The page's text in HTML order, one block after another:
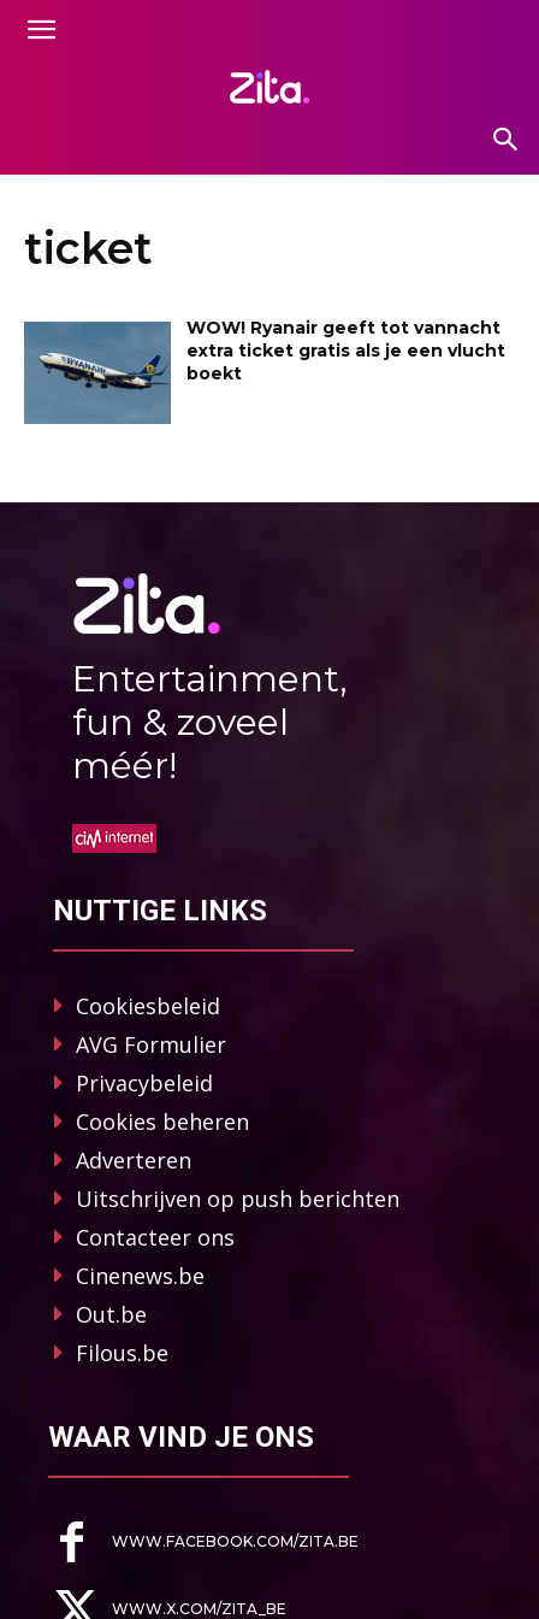
ticket
WOW! Ryanair geeft tot vannacht
extra ticket gratis als je een vlucht
boekt
Entertainment,
fun & zoveel
méér!
NUTTIGE LINKS
Cookiesbeleid
AVG Formulier
Privacybeleid
Cookies beheren
Adverteren
Uitschrijven op push berichten
Contacteer ons
Cinenews.be
Out.be
Filous.be
WAAR VIND JE ONS
WWW.FACEBOOK.COM/ZITA.BE
WWW.X.COM/ZITA_BE